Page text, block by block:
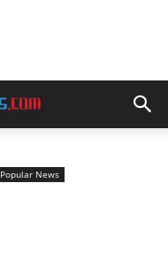
Popular News